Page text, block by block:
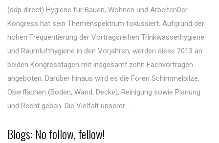
(ddp direct) Hygiene für Bauen, Wohnen und ArbeitenDer
Kongress hat sein Themenspektrum fokussiert. Aufgrund der
hohen Frequentierung der Vortragsreihen Trinkwasserhygiene
und Raumlufthygiene in den Vorjahren, werden diese 2013 an
beiden Kongresstagen mit insgesamt zehn Fachvorträgen
angeboten. Darüber hinaus wird es die Foren Schimmelpilze,
Oberflächen (Boden, Wand, Decke), Reinigung sowie Planung
und Recht geben. Die Vielfalt unserer ...
Blogs: No follow, fellow!